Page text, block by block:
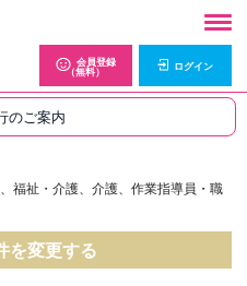
会員登録
（無料）
ログイン
のご案内
福祉・介護、介護、作業指導員・職
を変更する